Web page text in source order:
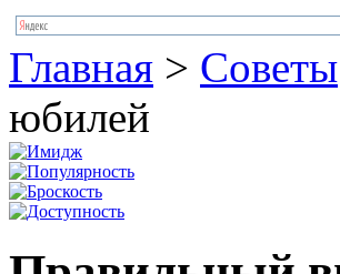
Главная > Советы
юбилей